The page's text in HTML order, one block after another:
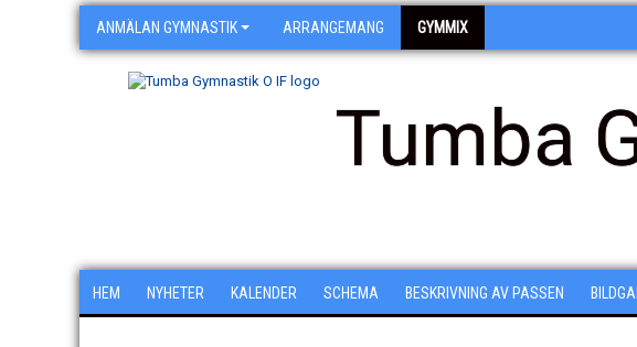
ANMÄLAN GYMNASTIK ARRANGEMANG GYMMIX
Tumba
HEM NYHETER KALENDER SCHEMA BESKRIVNING AV PASSEN